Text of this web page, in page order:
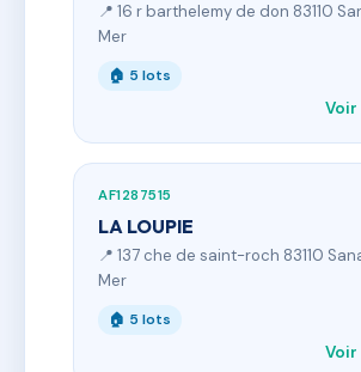
📍 16 r barthelemy de don 83110
Mer
🏠 5 lots
Voir
AF1287515
LA LOUPIE
📍 137 che de saint-roch 83110
Mer
🏠 5 lots
Voir